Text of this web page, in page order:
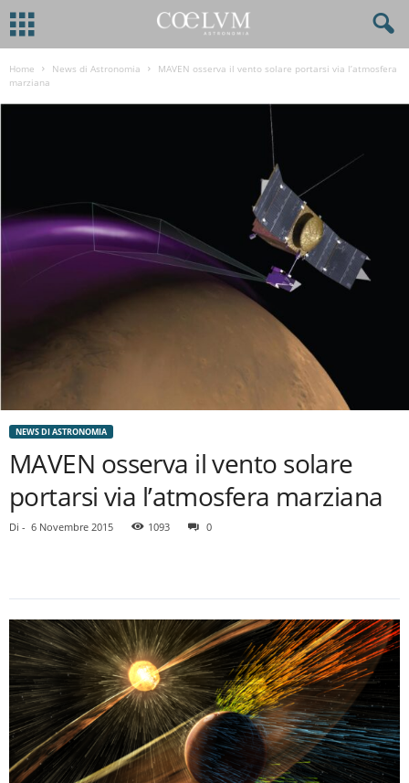
Home News di Astronomia
MAVEN osserva il vento solare portarsi via l’atmosfera
marziana
NEWS DI ASTRONOMIA
MAVEN osserva il vento solare
portarsi via l’atmosfera marziana
Di - 6 Novembre 2015 1093 0